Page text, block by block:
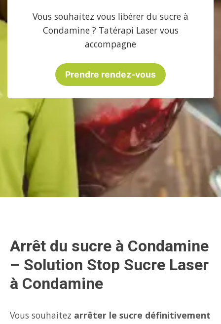
Vous souhaitez vous libérer du sucre à
Condamine ? Tatérapi Laser vous
accompagne
Prendre rendez-vous
Arrêt du sucre à Condamine
– Solution Stop Sucre Laser
à Condamine
Vous souhaitez arrêter le sucre définitivement